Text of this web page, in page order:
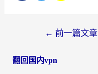
导
← 前一篇文章
翻回国内vpn